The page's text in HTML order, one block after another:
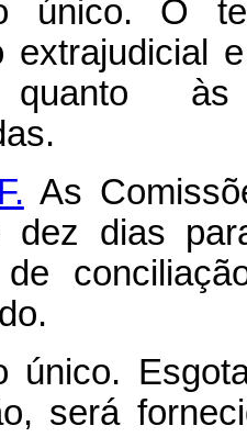
único. O
extrajudicial
às
As
dez dias
de
único.
será